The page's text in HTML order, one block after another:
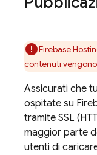
Firebase
contenuti vengono
Assicurati che
ospitate su
tramite SSL
maggior parte
utenti di